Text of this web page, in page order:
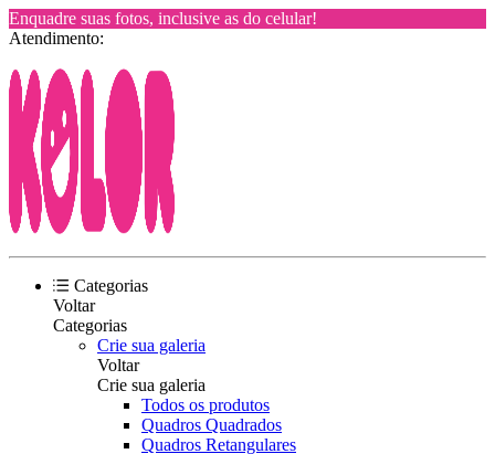
Enquadre suas fotos, inclusive as do celular!
Atendimento:
Categorias
Voltar
Categorias
Crie sua galeria
Voltar
Crie sua galeria
Todos os produtos
Quadros Quadrados
Quadros Retangulares